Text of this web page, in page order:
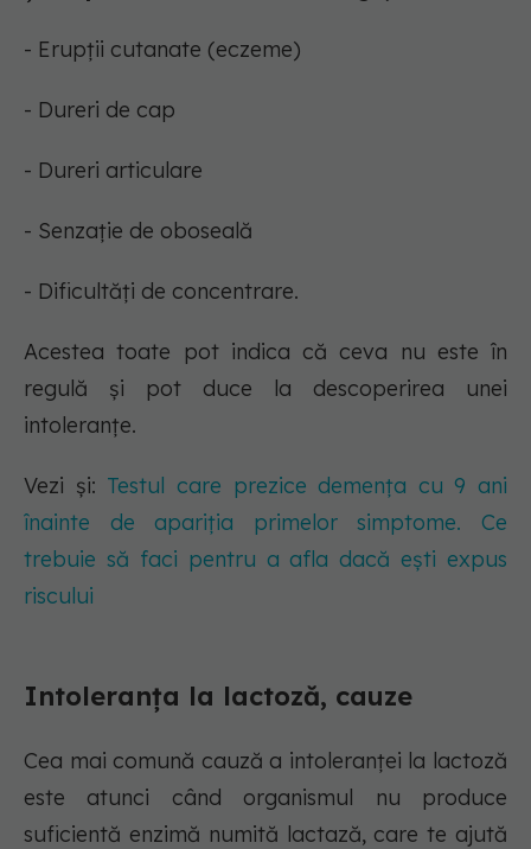
- Erupții cutanate (eczeme)
- Dureri de cap
- Dureri articulare
- Senzație de oboseală
- Dificultăți de concentrare.
Acestea toate pot indica că ceva nu este în
regulă și pot duce la descoperirea unei
intoleranțe.
Vezi și: Testul care prezice demența cu 9 ani
înainte de apariția primelor simptome. Ce
trebuie să faci pentru a afla dacă ești expus
riscului
Intoleranța la lactoză, cauze
Cea mai comună cauză a intoleranței la lactoză
este atunci când organismul nu produce
suficientă enzimă numită lactază, care te ajută